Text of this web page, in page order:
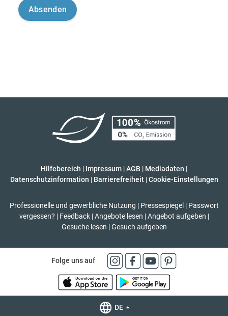
Hilfebereich | Impressum |AGB | Mediadaten |
Datenschutzinformation | Barrierefreiheit | Cookie-Einstellungen
Professionelle und gewerbliche Nutzung | Pressespiegel | Passwort
vergessen? | Feedback | Angebote lesen | Angebot aufgeben |
Gesuche lesen | Gesuch aufgeben
Folge uns auf
DE